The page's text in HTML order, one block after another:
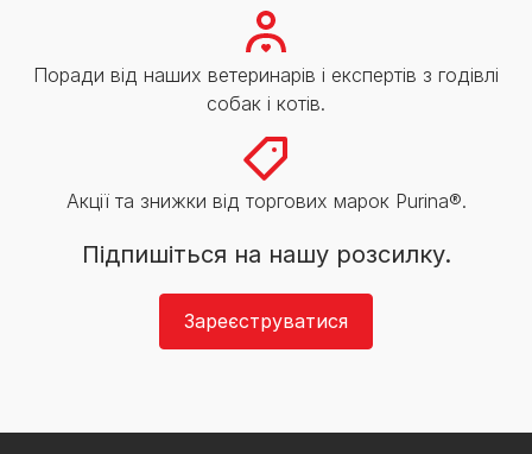
Поради від наших ветеринарів і експертів з годівлі
собак і котів.
Акції та знижки від торгових марок Purina®.
Підпишіться на нашу розсилку.
Зареєструватися